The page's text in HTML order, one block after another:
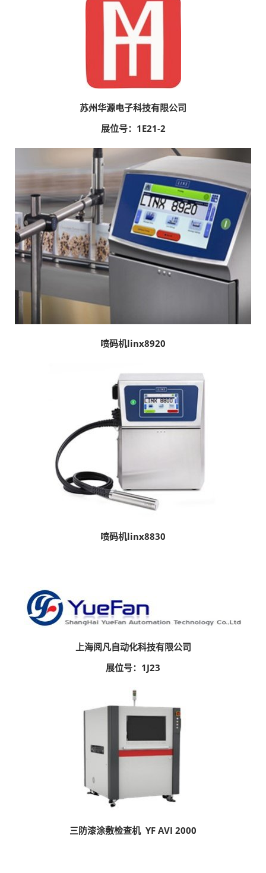
苏州华源电子科技有限公司
展位号：1E21-2
喷码机linx8920
喷码机linx8830
上海阅凡自动化科技有限公司
展位号：1J23
三防漆涂敷检查机 YF AVI 2000